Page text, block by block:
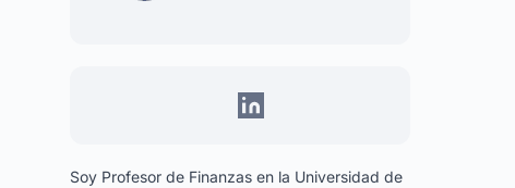
Soy Profesor de Finanzas en la Universidad de